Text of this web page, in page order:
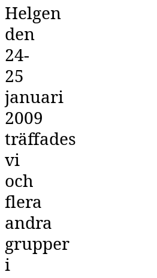
Helgen
den
24-
25
januari
2009
träffades
vi
och
flera
andra
grupper
i